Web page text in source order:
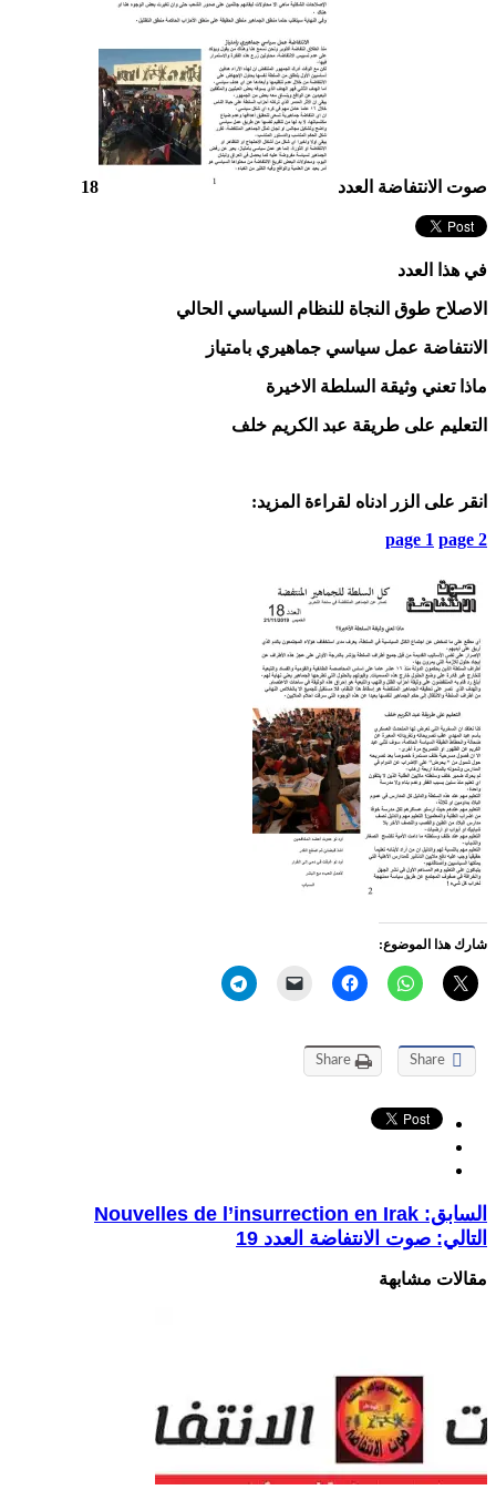
صوت الانتفاضة العدد 18
في هذا العدد
الاصلاح طوق النجاة للنظام السياسي الحالي
الانتفاضة عمل سياسي جماهيري بامتياز
ماذا تعني وثيقة السلطة الاخيرة
التعليم على طريقة عبد الكريم خلف
انقر على الزر ادناه لقراءة المزيد:
page 1 page 2
شارك هذا الموضوع:
Share
Share
السابق:
التالي: صوت الانتفاضة العدد 19
مقالات مشابهة